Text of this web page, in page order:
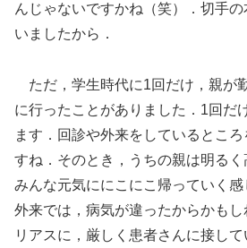
んじゃないですかね（笑）．切手
いましたから．
ただ，学生時代に1回だけ，親が
に行ったことがありました．1回だ
ます．回診や外来をしているとこ
すね．そのとき，うちの親は明るく
みんな元気ににこにこ帰っていく
外来では，病気が違ったからかも
リアスに，厳しく患者さんに接し